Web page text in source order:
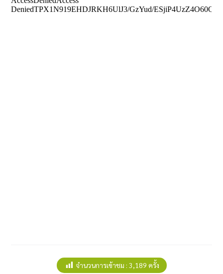
จำนวนการเข้าชม : 3,189 ครั้ง